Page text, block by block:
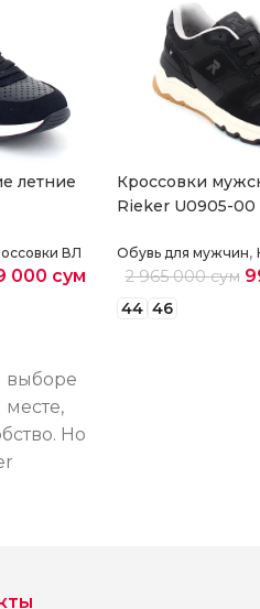
летние
ВЛ
000 сум
Но
Кроссовки
Rieker U0905-00
Обувь для мужчин,
2 965 000сум
44 46